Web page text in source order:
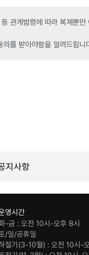
관계법령에 따라 복제뿐
를 받아야함을 알려드립니
지사항
영시간
-금 : 오전 10시-오후 8시
/일/공휴일
절기(3-10월) : 오전 10시-